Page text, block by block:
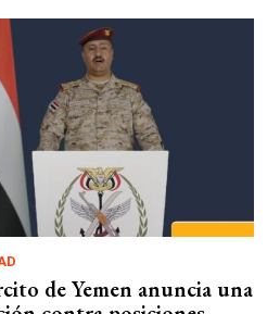
de Yemen anuncia una